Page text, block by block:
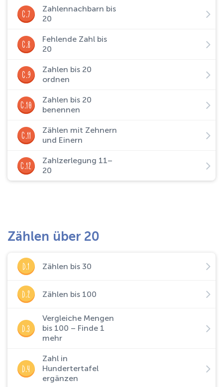
C.7
Zahlennachbarn bis
20
C.8
Fehlende Zahl bis
20
C.9
Zahlen bis 20
ordnen
C.10
Zahlen bis 20
benennen
C.11
Zählen mit Zehnern
und Einern
C.12
Zahlzerlegung 11–
20
Zählen über 20
D.1 Zählen bis 30
D.2 Zählen bis 100
D.3
Vergleiche Mengen
bis 100 – Finde 1
mehr
D.4
Zahl in
Hundertertafel
ergänzen